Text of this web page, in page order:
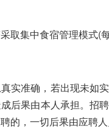
取集中食宿管理模式(
实准确，若出现未如
后果由本人承担。招
的，一切后果由应聘